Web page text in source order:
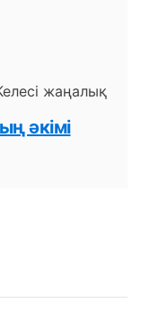
жаңалық
әкімі